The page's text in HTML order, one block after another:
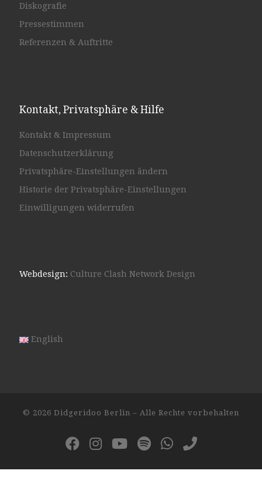
Diskografie
Pressestimmen
Referenzen & Auftritte
Kontakt, Privatsphäre & Hilfe
Kontakt & Impressum
Datenschutzerklärung
Privatsphäre-Einstellungen ändern
Historie der Privatsphäre-Einstellungen
Einwilligungen widerrufen
Webdesign: Culture Clash Network Design
English
© 2026 Didgeridoo Berlin – Alle Rechte vorbehalten